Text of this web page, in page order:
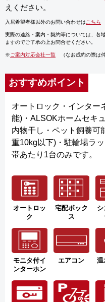
おすすめポイント
オートロック・インター
能)・ALSOKホームセキ
内物干し・ペット飼養可
重10kg以下)・駐輪場ラ
帯あたり1台のみです。
オートロッ
ク
宅配ボック
ス
シ
モニタ付イ
ンターホン
エアコン
温
えください。
入居希望者様以外のお問い合わせは こちら
実際の連絡・案内・契約等については、各
ますのでご了承の上お問合せください。
※ ご案内対応会社一覧 （なお成約の際は